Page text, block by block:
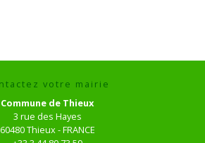
votre mairie
Commune de Thieux
3 rue des Hayes
60480 Thieux - FRANCE